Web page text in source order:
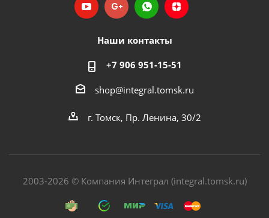
Наши контакты
+7 906 951-15-51
shop@integral.tomsk.ru
г. Томск, Пр. Ленина, 30/2
2003-2026 © Компания Интеграл (integral.tomsk.ru)